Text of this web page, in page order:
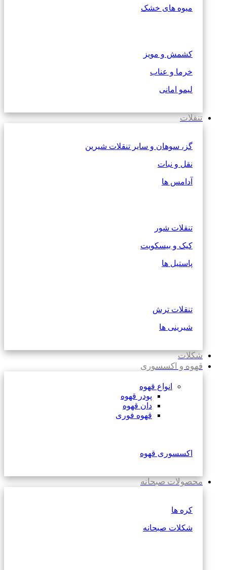
میوه های خشک
کشمش و مویز
خرما و عناب
لیمو امانی
تنقلات
گز، سوهان و سایر تنقلات شیرین
نقل و نبات
آدامس ها
تنقلات شور
کیک و بیسکویت
پاستیل ها
تنقلات ترش
شیرینی ها
شکلات
قهوه و اکسسوری
انواع قهوه
پودر قهوه
دان قهوه
قهوه فوری
اکسسوری قهوه
محصولات صبحانه
کره ها
شکلات صبحانه